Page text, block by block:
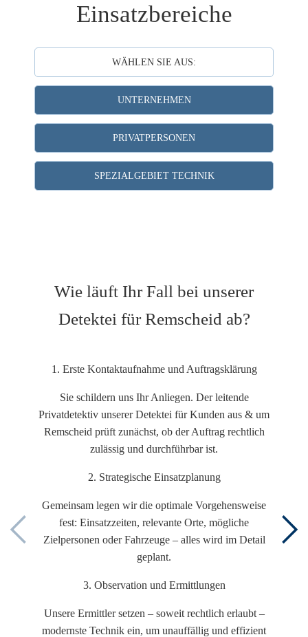
Einsatzbereiche
WÄHLEN SIE AUS:
UNTERNEHMEN
PRIVATPERSONEN
SPEZIALGEBIET TECHNIK
Wie läuft Ihr Fall bei unserer
Detektei für Remscheid ab?
1. Erste Kontaktaufnahme und Auftragsklärung
Sie schildern uns Ihr Anliegen. Der leitende
Privatdetektiv unserer Detektei für Kunden aus & um
Remscheid prüft zunächst, ob der Auftrag rechtlich
zulässig und durchführbar ist.
2. Strategische Einsatzplanung
Gemeinsam legen wir die optimale Vorgehensweise
fest: Einsatzzeiten, relevante Orte, mögliche
Zielpersonen oder Fahrzeuge – alles wird im Detail
geplant.
3. Observation und Ermittlungen
Unsere Ermittler setzen – soweit rechtlich erlaubt –
modernste Technik ein, um unauffällig und effizient